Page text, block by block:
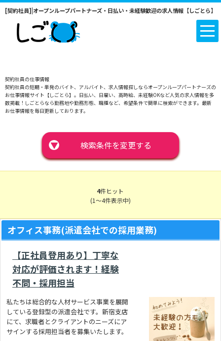
[契約社員]|オープンループパートナーズ・日払い・未経験歓迎の求人情報【しごとら】
契約社員の仕事情報
契約社員の短期・単発のバイト、アルバイト、求人情報探しならオープンループパートナーズの
お仕事情報サイト【しごとら】。日払い、日雇い、高時給、未経験OKなど人気の求人情報を多
数掲載！しごとらなら勤務地や勤務形態、職種など、希望条件で簡単に検索ができます。最新
お仕事情報を毎日更新しております。
▼ 検索条件を変更する
4件ヒット
(1～4件表示中)
オフィス事務(派遣会社での採用業務)
【正社員登用あり】丁寧な
対応が評価されます！経験
不問・採用担当
私たちは総合的な人材サービス事業を展開
している登録型の派遣会社です。新宿支店
にて、求職者とクライアントのニーズにア
サインする採用担当者を募集いたします。